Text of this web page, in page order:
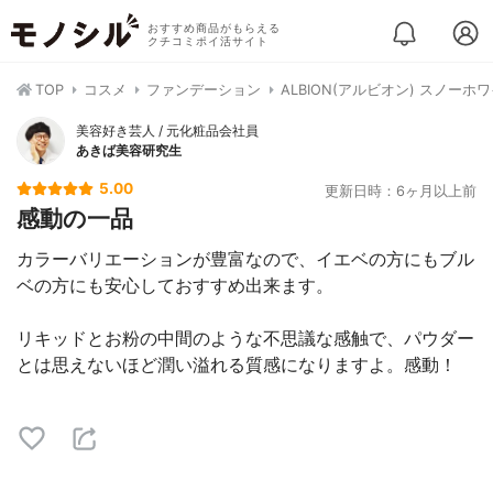
おすすめ商品がもらえる
クチコミポイ活サイト
TOP コスメ ファンデーション ALBION(アルビオン) スノーホ
美容好き芸人 / 元化粧品会社員
あきば美容研究生
5.00 更新日時：6ヶ月以上前
感動の一品
カラーバリエーションが豊富なので、イエベの方にもブル
ベの方にも安心しておすすめ出来ます。
リキッドとお粉の中間のような不思議な感触で、パウダー
とは思えないほど潤い溢れる質感になりますよ。感動！